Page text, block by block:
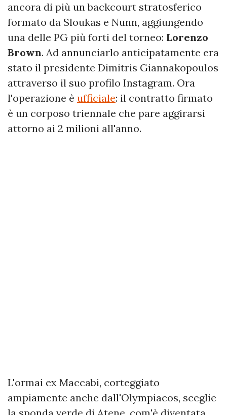
ancora di più un backcourt stratosferico
formato da Sloukas e Nunn, aggiungendo
una delle PG più forti del torneo: Lorenzo
Brown. Ad annunciarlo anticipatamente era
stato il presidente Dimitris Giannakopoulos
attraverso il suo profilo Instagram. Ora
l'operazione è ufficiale: il contratto firmato
è un corposo triennale che pare aggirarsi
attorno ai 2 milioni all'anno.
L'ormai ex Maccabi, corteggiato
ampiamente anche dall'Olympiacos, sceglie